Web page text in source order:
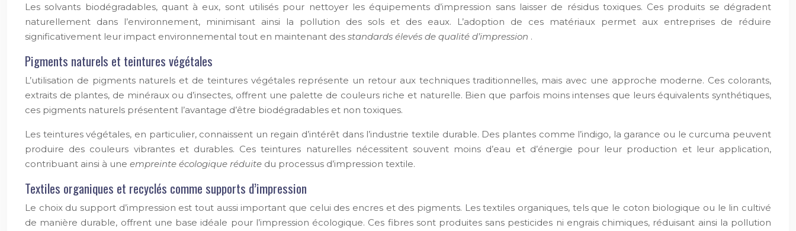
Les solvants biodégradables, quant à eux, sont utilisés pour nettoyer les équipements d’impression sans laisser de résidus toxiques. Ces produits se dégradent
naturellement dans l’environnement, minimisant ainsi la pollution des sols et des eaux. L’adoption de ces matériaux permet aux entreprises de réduire
significativement leur impact environnemental tout en maintenant des standards élevés de qualité d’impression .
Pigments naturels et teintures végétales
L’utilisation de pigments naturels et de teintures végétales représente un retour aux techniques traditionnelles, mais avec une approche moderne. Ces colorants,
extraits de plantes, de minéraux ou d’insectes, offrent une palette de couleurs riche et naturelle. Bien que parfois moins intenses que leurs équivalents synthétiques,
ces pigments naturels présentent l’avantage d’être biodégradables et non toxiques.
Les teintures végétales, en particulier, connaissent un regain d’intérêt dans l’industrie textile durable. Des plantes comme l’indigo, la garance ou le curcuma peuvent
produire des couleurs vibrantes et durables. Ces teintures naturelles nécessitent souvent moins d’eau et d’énergie pour leur production et leur application,
contribuant ainsi à une empreinte écologique réduite du processus d’impression textile.
Textiles organiques et recyclés comme supports d’impression
Le choix du support d’impression est tout aussi important que celui des encres et des pigments. Les textiles organiques, tels que le coton biologique ou le lin cultivé
de manière durable, offrent une base idéale pour l’impression écologique. Ces fibres sont produites sans pesticides ni engrais chimiques, réduisant ainsi la pollution